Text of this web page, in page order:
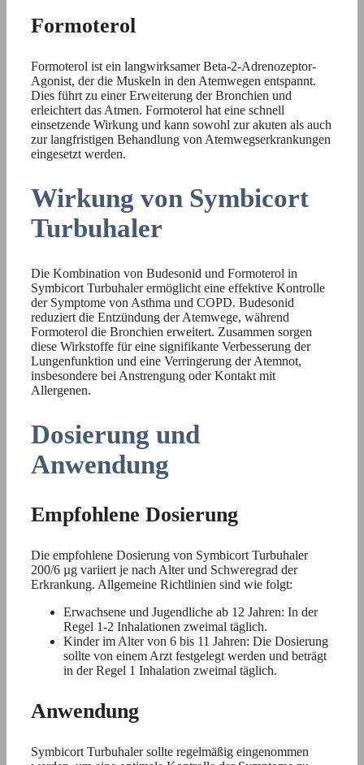
Formoterol
Formoterol ist ein langwirksamer Beta-2-Adrenozeptor-
Agonist, der die Muskeln in den Atemwegen entspannt.
Dies führt zu einer Erweiterung der Bronchien und
erleichtert das Atmen. Formoterol hat eine schnell
einsetzende Wirkung und kann sowohl zur akuten als auch
zur langfristigen Behandlung von Atemwegserkrankungen
eingesetzt werden.
Wirkung von Symbicort
Turbuhaler
Die Kombination von Budesonid und Formoterol in
Symbicort Turbuhaler ermöglicht eine effektive Kontrolle
der Symptome von Asthma und COPD. Budesonid
reduziert die Entzündung der Atemwege, während
Formoterol die Bronchien erweitert. Zusammen sorgen
diese Wirkstoffe für eine signifikante Verbesserung der
Lungenfunktion und eine Verringerung der Atemnot,
insbesondere bei Anstrengung oder Kontakt mit
Allergenen.
Dosierung und
Anwendung
Empfohlene Dosierung
Die empfohlene Dosierung von Symbicort Turbuhaler
200/6 µg variiert je nach Alter und Schweregrad der
Erkrankung. Allgemeine Richtlinien sind wie folgt:
Erwachsene und Jugendliche ab 12 Jahren: In der
Regel 1-2 Inhalationen zweimal täglich.
Kinder im Alter von 6 bis 11 Jahren: Die Dosierung
sollte von einem Arzt festgelegt werden und beträgt
in der Regel 1 Inhalation zweimal täglich.
Anwendung
Symbicort Turbuhaler sollte regelmäßig eingenommen